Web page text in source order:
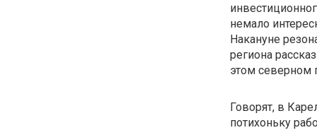
немало
Накануне
региона
этом северном
Говорят, в
потихоньку